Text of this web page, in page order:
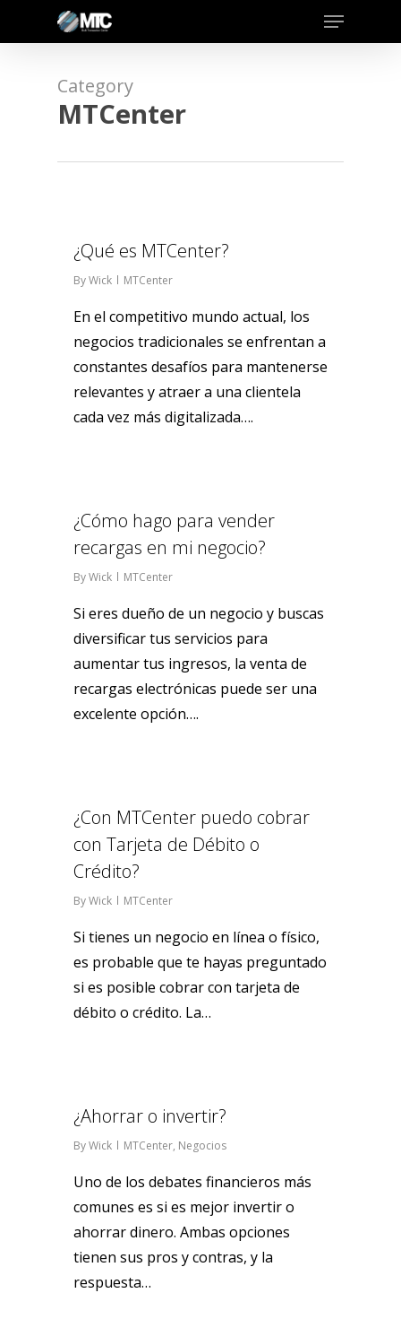
Menu
Category
MTCenter
¿Qué es MTCenter?
ByWick MTCenter
En el competitivo mundo actual, los
negocios tradicionales se enfrentan a
constantes desafíos para mantenerse
relevantes y atraer a una clientela
cada vez más digitalizada….
¿Cómo hago para vender
recargas en mi negocio?
ByWick MTCenter
Si eres dueño de un negocio y buscas
diversificar tus servicios para
aumentar tus ingresos, la venta de
recargas electrónicas puede ser una
excelente opción….
¿Con MTCenter puedo cobrar
con Tarjeta de Débito o
Crédito?
ByWick MTCenter
Si tienes un negocio en línea o físico,
es probable que te hayas preguntado
si es posible cobrar con tarjeta de
débito o crédito. La…
¿Ahorrar o invertir?
ByWick MTCenter, Negocios
Uno de los debates financieros más
comunes es si es mejor invertir o
ahorrar dinero. Ambas opciones
tienen sus pros y contras, y la
respuesta…